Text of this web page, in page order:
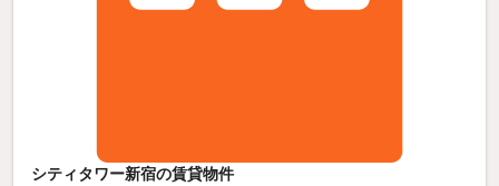
シティタワー新宿の賃貸物件